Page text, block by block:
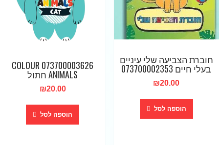
חוברת הצביעה שלי עיניים
בעלי חיים 073700002353
₪20.00
הוספה לסל
073700003626 COLOUR
ANIMALS חתול
₪20.00
הוספה לסל